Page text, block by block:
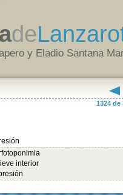
de
y Eladio Santana
1324 de
interior